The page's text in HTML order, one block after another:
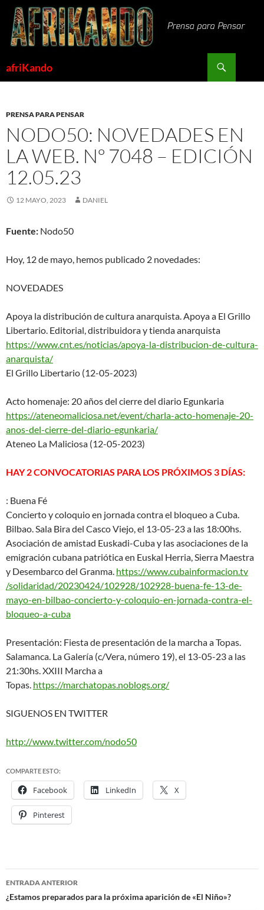
Saltar
contenido
afriKando
PRENSA PARA PENSAR
NODO50: NOVEDADES EN
LA WEB. Nº 7048 – EDICIÓN
12.05.23
12 MAYO, 2023 DANIEL
Fuente: Nodo50
Hoy, 12 de mayo, hemos publicado 2 novedades:
NOVEDADES
Apoya la distribución de cultura anarquista. Apoya a El Grillo
Libertario. Editorial, distribuidora y tienda anarquista
https://www.cnt.es/noticias/apoya-la-distribucion-de-cultura-
anarquista/
El Grillo Libertario (12-05-2023)
Acto homenaje: 20 años del cierre del diario Egunkaria
https://ateneomaliciosa.net/event/charla-acto-homenaje-20-
anos-del-cierre-del-diario-egunkaria/
Ateneo La Maliciosa (12-05-2023)
HAY 2 CONVOCATORIAS PARA LOS PRÓXIMOS 3 DÍAS:
: Buena Fé
Concierto y coloquio en jornada contra el bloqueo a Cuba.
Bilbao. Sala Bira del Casco Viejo, el 13-05-23 a las 18:00hs.
Asociación de amistad Euskadi-Cuba y las asociaciones de la
emigración cubana patriótica en Euskal Herria, Sierra Maestra
y Desembarco del Granma. https://www.cubainformacion.tv
/solidaridad/20230424/102928/102928-buena-fe-13-de-
mayo-en-bilbao-concierto-y-coloquio-en-jornada-contra-el-
bloqueo-a-cuba
Presentación: Fiesta de presentación de la marcha a Topas.
Salamanca. La Galería (c/Vera, número 19), el 13-05-23 a las
21:30hs. XXIII Marcha a
Topas. https://marchatopas.noblogs.org/
SIGUENOS EN TWITTER
http://www.twitter.com/nodo50
COMPARTE ESTO:
Facebook LinkedIn X
Pinterest
Navegación
ENTRADA ANTERIOR
¿Estamos preparados para la próxima aparición de «El Niño»?